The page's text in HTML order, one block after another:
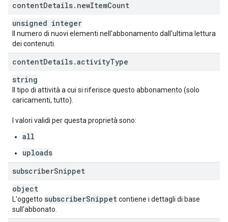
contentDetails. newItemCount
unsigned integer
Il numero di nuovi elementi nell'abbonamento dall'ultima lettura
dei contenuti.
contentDetails.activityType
string
Il tipo di attività a cui si riferisce questo abbonamento (solo
caricamenti, tutto).
I valori validi per questa proprietà sono:
all
uploads
subscriberSnippet
object
L'oggetto subscriberSnippetcontiene i dettagli di base
sull'abbonato.